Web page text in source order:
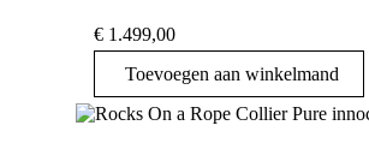
€ 1.499,00
Toevoegen aan winkelmand